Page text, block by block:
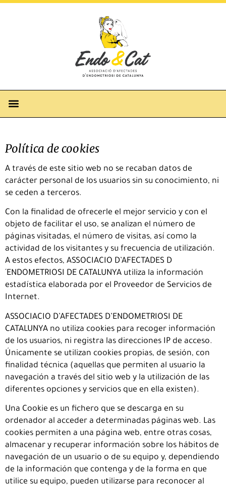
Política de cookies
A través de este sitio web no se recaban datos de
carácter personal de los usuarios sin su conocimiento, ni
se ceden a terceros.
Con la finalidad de ofrecerle el mejor servicio y con el
objeto de facilitar el uso, se analizan el número de
páginas visitadas, el número de visitas, así como la
actividad de los visitantes y su frecuencia de utilización.
A estos efectos, ASSOCIACIO D’AFECTADES D
´ENDOMETRIOSI DE CATALUNYA utiliza la información
estadística elaborada por el Proveedor de Servicios de
Internet.
ASSOCIACIO D’AFECTADES D’ENDOMETRIOSI DE
CATALUNYA no utiliza cookies para recoger información
de los usuarios, ni registra las direcciones IP de acceso.
Únicamente se utilizan cookies propias, de sesión, con
finalidad técnica (aquellas que permiten al usuario la
navegación a través del sitio web y la utilización de las
diferentes opciones y servicios que en ella existen).
Una Cookie es un fichero que se descarga en su
ordenador al acceder a determinadas páginas web. Las
cookies permiten a una página web, entre otras cosas,
almacenar y recuperar información sobre los hábitos de
navegación de un usuario o de su equipo y, dependiendo
de la información que contenga y de la forma en que
utilice su equipo, pueden utilizarse para reconocer al